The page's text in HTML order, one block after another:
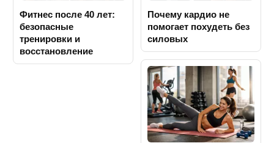
Фитнес после 40 лет:
безопасные
тренировки и
восстановление
Почему кардио не
помогает похудеть без
силовых